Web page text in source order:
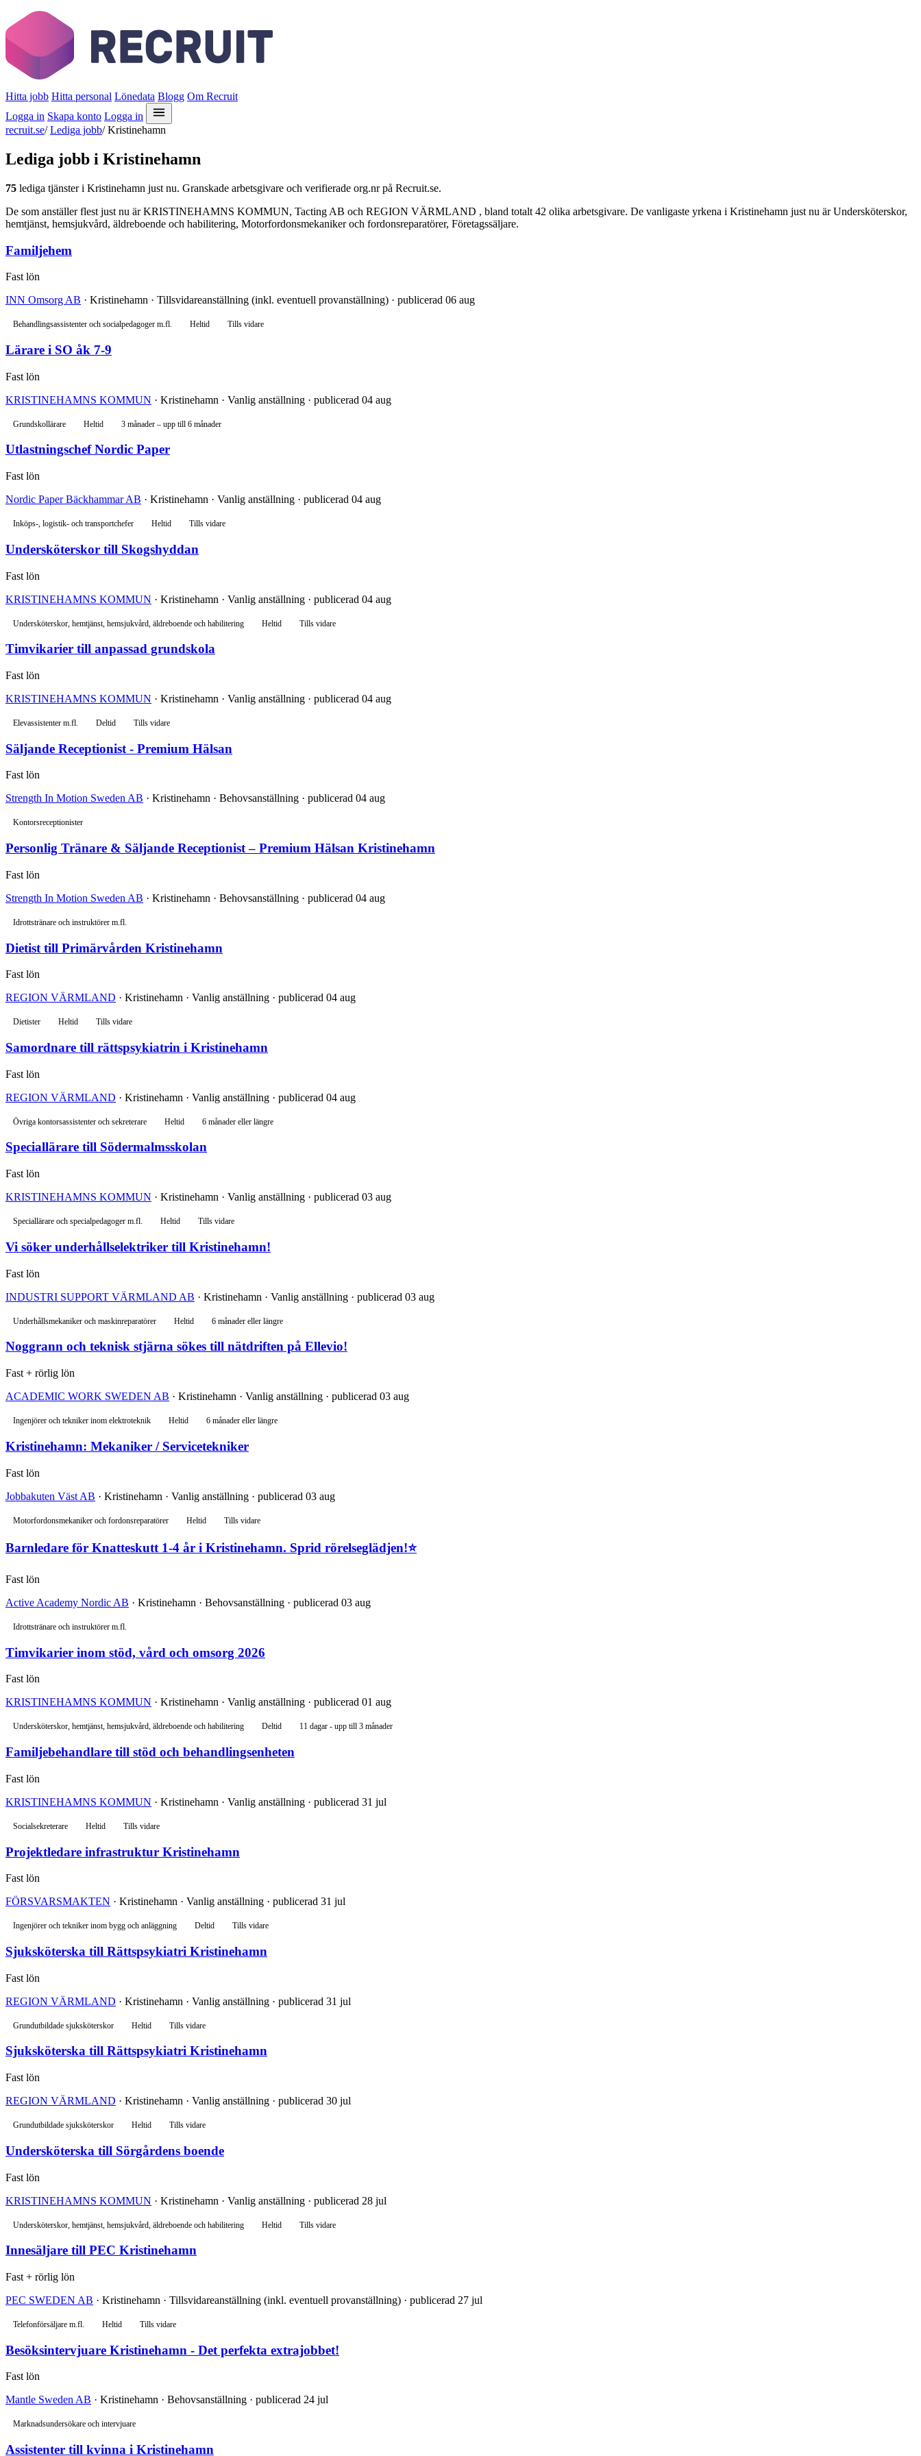
Hitta jobb Hitta personal Lönedata Blogg Om Recruit
Logga in Skapa konto Logga in
recruit.se/ Lediga jobb/ Kristinehamn
Lediga jobb i Kristinehamn
75 lediga tjänster i Kristinehamn just nu. Granskade arbetsgivare och verifierade org.nr på Recruit.se.
De som anställer flest just nu är KRISTINEHAMNS KOMMUN, Tacting AB och REGION VÄRMLAND , bland totalt 42 olika arbetsgivare. De vanligaste yrkena i Kristinehamn just nu är Undersköterskor,
hemtjänst, hemsjukvård, äldreboende och habilitering, Motorfordonsmekaniker och fordonsreparatörer, Företagssäljare.
Familjehem
Fast lön
INN Omsorg AB · Kristinehamn · Tillsvidareanställning (inkl. eventuell provanställning) · publicerad 06 aug
Behandlingsassistenter och socialpedagoger m.fl. Heltid Tills vidare
Lärare i SO åk 7-9
Fast lön
KRISTINEHAMNS KOMMUN · Kristinehamn · Vanlig anställning · publicerad 04 aug
Grundskollärare Heltid 3 månader – upp till 6 månader
Utlastningschef Nordic Paper
Fast lön
Nordic Paper Bäckhammar AB · Kristinehamn · Vanlig anställning · publicerad 04 aug
Inköps-, logistik- och transportchefer Heltid Tills vidare
Undersköterskor till Skogshyddan
Fast lön
KRISTINEHAMNS KOMMUN · Kristinehamn · Vanlig anställning · publicerad 04 aug
Undersköterskor, hemtjänst, hemsjukvård, äldreboende och habilitering Heltid Tills vidare
Timvikarier till anpassad grundskola
Fast lön
KRISTINEHAMNS KOMMUN · Kristinehamn · Vanlig anställning · publicerad 04 aug
Elevassistenter m.fl. Deltid Tills vidare
Säljande Receptionist - Premium Hälsan
Fast lön
Strength In Motion Sweden AB · Kristinehamn · Behovsanställning · publicerad 04 aug
Kontorsreceptionister
Personlig Tränare & Säljande Receptionist – Premium Hälsan Kristinehamn
Fast lön
Strength In Motion Sweden AB · Kristinehamn · Behovsanställning · publicerad 04 aug
Idrottstränare och instruktörer m.fl.
Dietist till Primärvården Kristinehamn
Fast lön
REGION VÄRMLAND · Kristinehamn · Vanlig anställning · publicerad 04 aug
Dietister Heltid Tills vidare
Samordnare till rättspsykiatrin i Kristinehamn
Fast lön
REGION VÄRMLAND · Kristinehamn · Vanlig anställning · publicerad 04 aug
Övriga kontorsassistenter och sekreterare Heltid 6 månader eller längre
Speciallärare till Södermalmsskolan
Fast lön
KRISTINEHAMNS KOMMUN · Kristinehamn · Vanlig anställning · publicerad 03 aug
Speciallärare och specialpedagoger m.fl. Heltid Tills vidare
Vi söker underhållselektriker till Kristinehamn!
Fast lön
INDUSTRI SUPPORT VÄRMLAND AB · Kristinehamn · Vanlig anställning · publicerad 03 aug
Underhållsmekaniker och maskinreparatörer Heltid 6 månader eller längre
Noggrann och teknisk stjärna sökes till nätdriften på Ellevio!
Fast + rörlig lön
ACADEMIC WORK SWEDEN AB · Kristinehamn · Vanlig anställning · publicerad 03 aug
Ingenjörer och tekniker inom elektroteknik Heltid 6 månader eller längre
Kristinehamn: Mekaniker / Servicetekniker
Fast lön
Jobbakuten Väst AB · Kristinehamn · Vanlig anställning · publicerad 03 aug
Motorfordonsmekaniker och fordonsreparatörer Heltid Tills vidare
Barnledare för Knatteskutt 1-4 år i Kristinehamn. Sprid rörelseglädjen!⭐
Fast lön
Active Academy Nordic AB · Kristinehamn · Behovsanställning · publicerad 03 aug
Idrottstränare och instruktörer m.fl.
Timvikarier inom stöd, vård och omsorg 2026
Fast lön
KRISTINEHAMNS KOMMUN · Kristinehamn · Vanlig anställning · publicerad 01 aug
Undersköterskor, hemtjänst, hemsjukvård, äldreboende och habilitering Deltid 11 dagar - upp till 3 månader
Familjebehandlare till stöd och behandlingsenheten
Fast lön
KRISTINEHAMNS KOMMUN · Kristinehamn · Vanlig anställning · publicerad 31 jul
Socialsekreterare Heltid Tills vidare
Projektledare infrastruktur Kristinehamn
Fast lön
FÖRSVARSMAKTEN · Kristinehamn · Vanlig anställning · publicerad 31 jul
Ingenjörer och tekniker inom bygg och anläggning Deltid Tills vidare
Sjuksköterska till Rättspsykiatri Kristinehamn
Fast lön
REGION VÄRMLAND · Kristinehamn · Vanlig anställning · publicerad 31 jul
Grundutbildade sjuksköterskor Heltid Tills vidare
Sjuksköterska till Rättspsykiatri Kristinehamn
Fast lön
REGION VÄRMLAND · Kristinehamn · Vanlig anställning · publicerad 30 jul
Grundutbildade sjuksköterskor Heltid Tills vidare
Undersköterska till Sörgårdens boende
Fast lön
KRISTINEHAMNS KOMMUN · Kristinehamn · Vanlig anställning · publicerad 28 jul
Undersköterskor, hemtjänst, hemsjukvård, äldreboende och habilitering Heltid Tills vidare
Innesäljare till PEC Kristinehamn
Fast + rörlig lön
PEC SWEDEN AB · Kristinehamn · Tillsvidareanställning (inkl. eventuell provanställning) · publicerad 27 jul
Telefonförsäljare m.fl. Heltid Tills vidare
Besöksintervjuare Kristinehamn - Det perfekta extrajobbet!
Fast lön
Mantle Sweden AB · Kristinehamn · Behovsanställning · publicerad 24 jul
Marknadsundersökare och intervjuare
Assistenter till kvinna i Kristinehamn